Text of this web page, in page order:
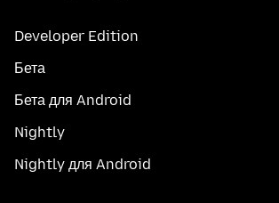
Developer Edition
Бета
Бета для Android
Nightly
Nightly для Android